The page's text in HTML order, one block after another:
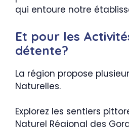
qui entoure notre
Et pour les
détente?
La région propose
Naturelles.
Explorez les sentiers
Naturel Régional des